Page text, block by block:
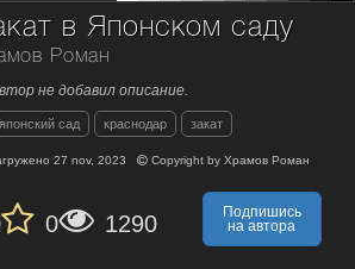
в Японском саду
Роман
не добавил описание.
японский сад краснодар закат
27 nov, 2023 Copyright by Храмов Роман
0 1290
Подпишись
на автора